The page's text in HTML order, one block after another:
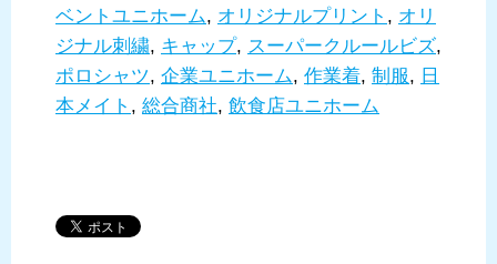
ベントユニホーム, オリジナルプリント , オリ
ジナル刺繍, キャップ, スーパークルールビズ,
ポロシャツ, 企業ユニホーム, 作業着, 制服, 日
本メイト , 総合商社, 飲食店ユニホーム